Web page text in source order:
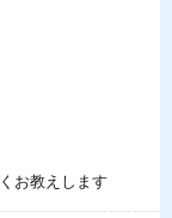
お教えします